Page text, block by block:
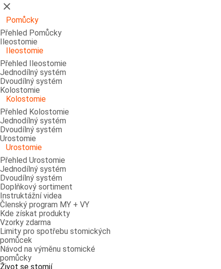
Zavřít
Pomůcky
Přehled Pomůcky
Ileostomie
Ileostomie
Přehled Ileostomie
Jednodílný systém
Dvoudílný systém
Kolostomie
Kolostomie
Přehled Kolostomie
Jednodílný systém
Dvoudílný systém
Urostomie
Urostomie
Přehled Urostomie
Jednodílný systém
Dvoudílný systém
Doplňkový sortiment
Instruktážní videa
Členský program MY + VY
Kde získat produkty
Vzorky zdarma
Limity pro spotřebu stomických
pomůcek
Návod na výměnu stomické
pomůcky
Život se stomií